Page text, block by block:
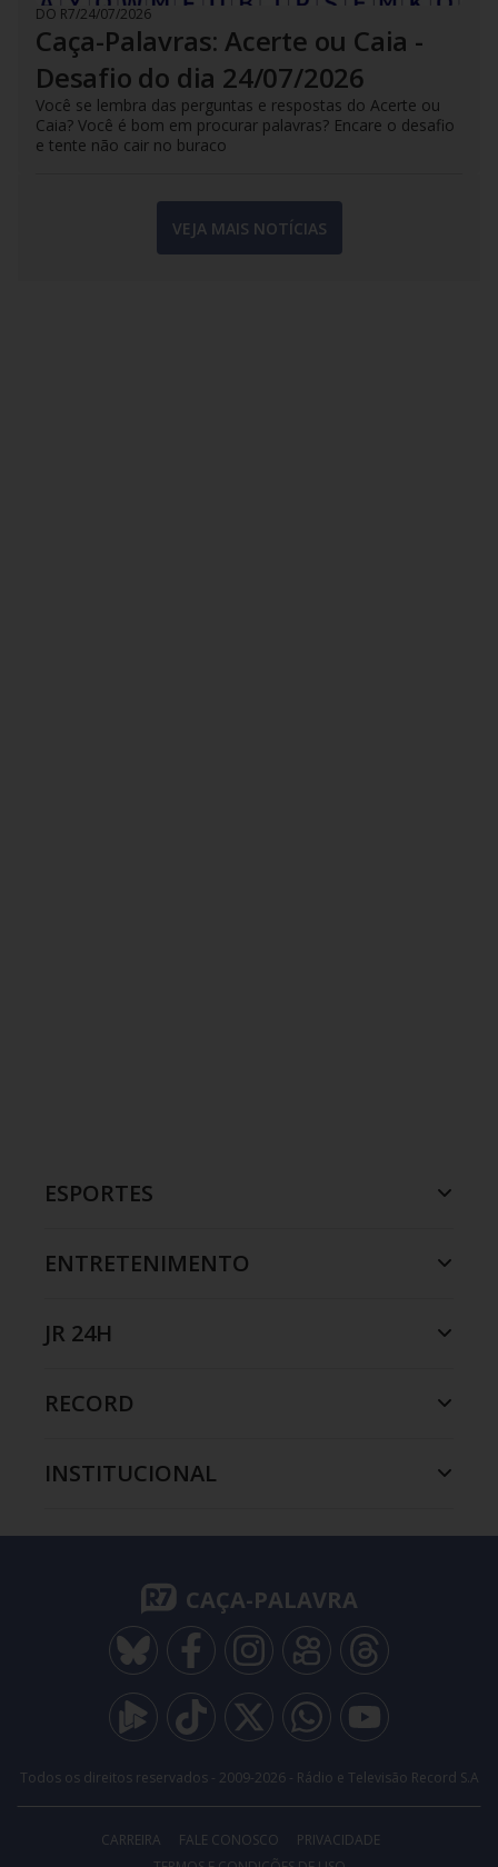
DO R7/24/07/2026
Caça-Palavras: Acerte ou Caia -
Desafio do dia 24/07/2026
Você se lembra das perguntas e respostas do Acerte ou
Caia? Você é bom em procurar palavras? Encare o desafio
e tente não cair no buraco
VEJA MAIS NOTÍCIAS
ESPORTES
ENTRETENIMENTO
JR 24H
RECORD
INSTITUCIONAL
CAÇA-PALAVRA
Todos os direitos reservados - 2009-2026- Rádio e Televisão Record S.A
CARREIRA FALE CONOSCO
PRIVACIDADE